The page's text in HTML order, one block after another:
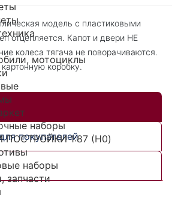
мотоциклы
наборы
ПОСТРОЙКИ 1:87 (H0)
наборы
запчасти
модель с пластиковыми
отцепляется. Капот и двери НЕ
колеса тягача не поворачиваются.
коробку.
покупателей